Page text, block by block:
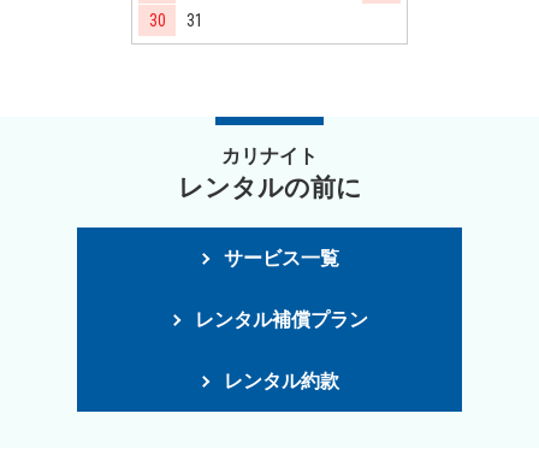
30
31
カリナイト
レンタルの前に
サービス一覧
レンタル補償プラン
レンタル約款